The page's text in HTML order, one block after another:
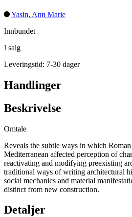
Yasin, Ann Marie
Innbundet
I salg
Leveringstid: 7-30 dager
Handlinger
Beskrivelse
Omtale
Reveals the subtle ways in which Roman
Mediterranean affected perception of
reactivating and modifying preexisting
traditional ways of writing architectural
social mechanics and material
distinct from new construction.
Detaljer